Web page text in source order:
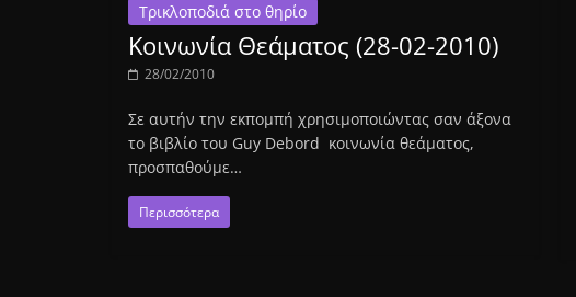
Τρικλοποδιά στο θηρίο
Κοινωνία Θεάματος (28-02-2010)
28/02/2010
Σε αυτήν την εκπομπή χρησιμοποιώντας σαν άξονα
το βιβλίο του Guy Debord κοινωνία θεάματος,
προσπαθούμε…
Περισσότερα